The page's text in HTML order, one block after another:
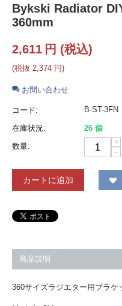
Bykski Radiator
360mm
2,611 円 (税込)
(税抜 2,374 円)
お問い合わせ
コード: B-ST-3FN
在庫状況:
26 個
数量:
+
−
カートに追加
商品説明
360サイズラジエター用ブラケ